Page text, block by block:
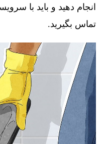
انجام دهید و باید با
تماس بگیرید.